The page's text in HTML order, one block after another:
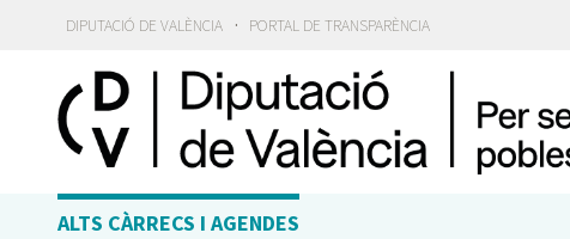
DIPUTACIÓ DE VALÈNCIA · PORTAL DE TRANSPARÈNCIA
ALTS CÀRRECS I AGENDES